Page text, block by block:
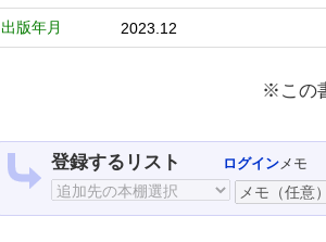
出版年月 2023.12
※この
登録するリスト ログインメモ